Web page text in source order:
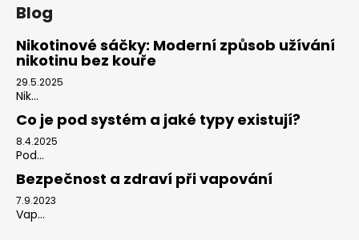
Blog
Nikotinové sáčky: Moderní způsob užívání
nikotinu bez kouře
29.5.2025
Nik...
Co je pod systém a jaké typy existují?
8.4.2025
Pod...
Bezpečnost a zdraví při vapování
7.9.2023
Vap...